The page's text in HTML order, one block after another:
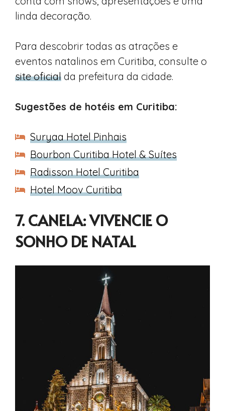
linda decoração.
Para descobrir todas as atrações e
eventos natalinos em Curitiba, consulte o
site oficial da prefeitura da cidade.
Sugestões de hotéis em Curitiba:
Suryaa Hotel Pinhais
Bourbon Curitiba Hotel & Suítes
Radisson Hotel Curitiba
Hotel Moov Curitiba
7. CANELA: VIVENCIE O
SONHO DE NATAL